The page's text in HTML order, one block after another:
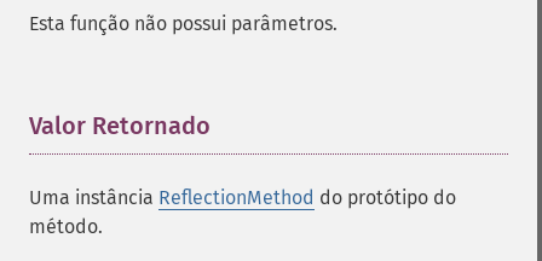
Esta função não possui parâmetros.
Valor Retornado
Uma instância ReflectionMethod do protótipo do
método.